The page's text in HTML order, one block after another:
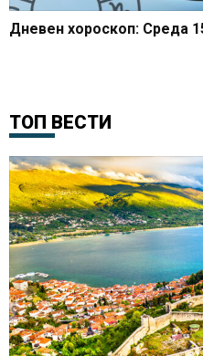
Дневен хороскоп: Среда
ТОП ВЕСТИ